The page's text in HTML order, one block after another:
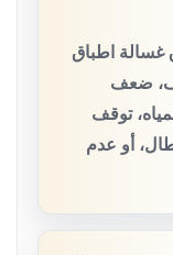
غسالة اطباق
ضعف
توقف
أو عدم